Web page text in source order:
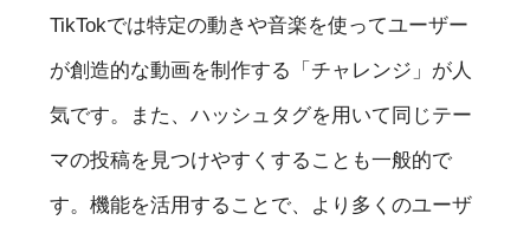
TikTokでは特定の動きや音楽を使ってユーザー
が創造的な動画を制作する「チャレンジ」が人
気です。また、ハッシュタグを用いて同じテー
マの投稿を見つけやすくすることも一般的で
す。機能を活用することで、より多くのユーザ